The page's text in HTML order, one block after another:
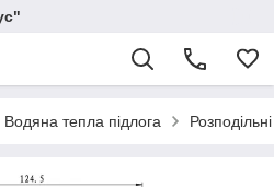
Водяна тепла підлога